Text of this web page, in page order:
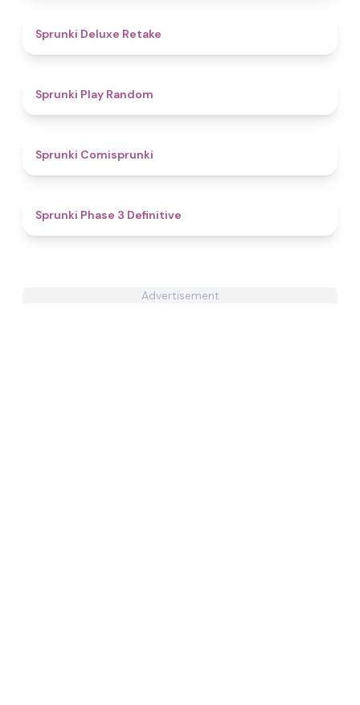
Sprunki Deluxe Retake
Sprunki Play Random
Sprunki Comisprunki
Sprunki Phase 3 Definitive
Advertisement